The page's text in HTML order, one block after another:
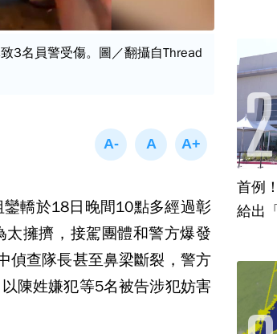
3名員警受傷。圖／翻攝自Thread
轎於18日晚間10點多經過彰
擁擠，接駕團體和警方爆發
偵查隊長甚至鼻梁斷裂，警方
陳姓嫌犯等5名被告涉犯妨害
首例
給出